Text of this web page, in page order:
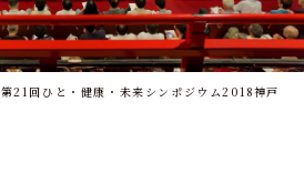
第21回ひと・健康・未来シンポジウム2018神戸